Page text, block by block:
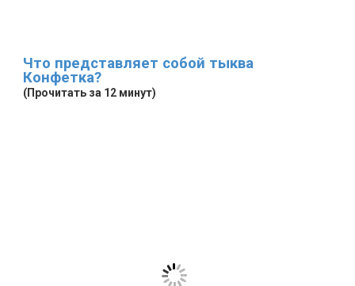
Что представляет собой тыква
Конфетка?
(Прочитать за 12 минут)